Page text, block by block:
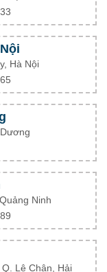
Hà Nội
Ninh
Lê Chân, Hải